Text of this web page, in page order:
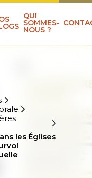
QUI
SOMMES-
NOUS ?
les Églises